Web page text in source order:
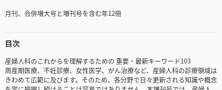
月刊、合併増大号と増刊号を含む年12冊
目次
産婦人科のこれからを理解するための 重要・最新キーワード103
周産期医療、不妊診療、女性医学、がん治療など、産婦人科の診療領域は
きわめて広範に及びます。そのため、各分野で日々更新される知識や概念